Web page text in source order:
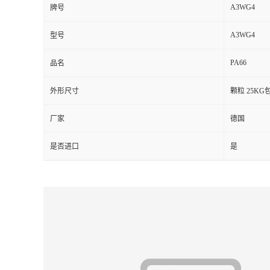
牌号 A3WG4
型号 A3WG4
品名 PA66
外形尺寸 颗粒 25KG
厂家 德国
是否进口 是